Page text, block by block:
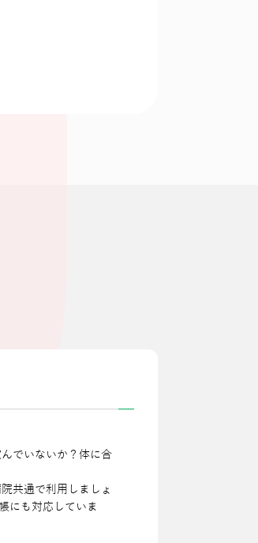
でいないか？体に合
共通で利⽤しましょ
にも対応していま